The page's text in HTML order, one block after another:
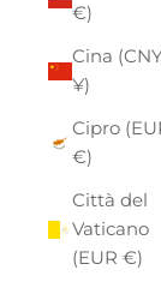
€)
Cina
¥)
Cipro
€)
Città del
Vaticano
(EUR €)